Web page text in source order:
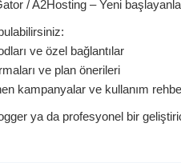
/ A2Hosting – Yeni
ve özel bağlantılar
ve plan önerileri
kampanyalar ve kullanım
ya da profesyonel bir